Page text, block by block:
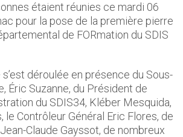
étaient réunies ce mardi 06
pour la pose de la première pierre
de FORmation du SDIS
déroulée en présence du Sous-
Éric Suzanne, du Président de
du SDIS34, Kléber Mesquida,
le Contrôleur Général Eric Flores, de
Claude Gayssot, de nombreux